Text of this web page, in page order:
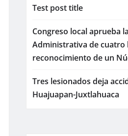
Test post title
Congreso local aprueba
Administrativa de cuatro
reconocimiento de un
Tres lesionados deja
Huajuapan-Juxtlahuaca